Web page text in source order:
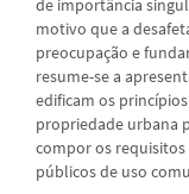
motivo que a
preocupação e
resume-se a
edificam os
propriedade urbana
compor os
públicos de uso